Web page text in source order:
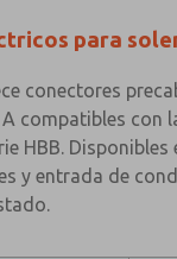
para
conectores
compatibles con
HBB.
y entrada de